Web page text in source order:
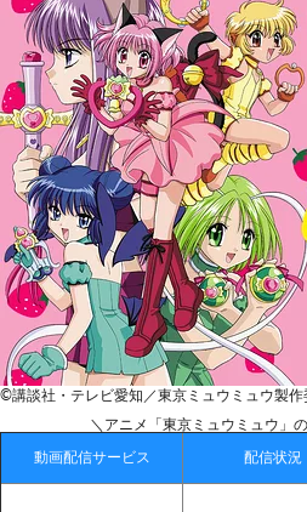
©講談社・テレビ愛知／東京ミュウミュウ製作
＼アニメ「東京ミュウミュウ」
動画配信サービス 配信状況